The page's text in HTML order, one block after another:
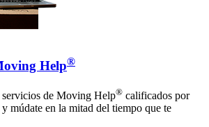
Help®
servicios de Moving Help® calificados por
múdate en la mitad del tiempo que te